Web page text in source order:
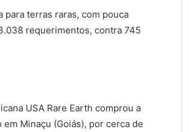
para terras raras, com pouca
requerimentos, contra 745
USA Rare Earth comprou a
Minaçu (Goiás), por cerca de